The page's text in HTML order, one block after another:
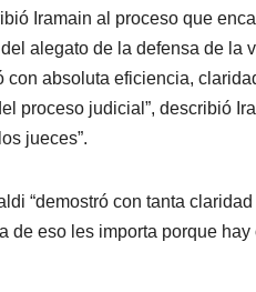
Iramain al proceso que
alegato de la defensa de
con absoluta eficiencia,
proceso judicial”, describió
jueces”.
“demostró con tanta
de eso les importa porque